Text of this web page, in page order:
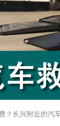
？长兴附近的汽